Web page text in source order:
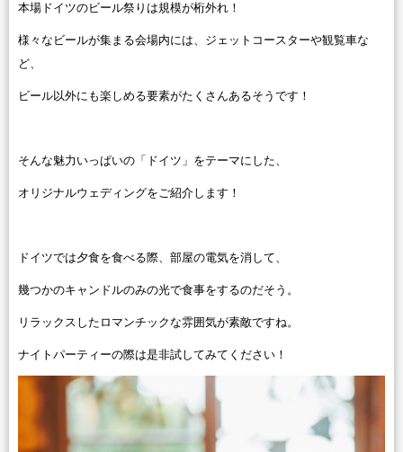
本場ドイツのビール祭りは規模が桁外れ！
様々なビールが集まる会場内には、ジェットコースターや観覧車な
ど、
ビール以外にも楽しめる要素がたくさんあるそうです！
そんな魅力いっぱいの「ドイツ」をテーマにした、
オリジナルウェディングをご紹介します！
ドイツでは夕食を食べる際、部屋の電気を消して、
幾つかのキャンドルのみの光で食事をするのだそう。
リラックスしたロマンチックな雰囲気が素敵ですね。
ナイトパーティーの際は是非試してみてください！